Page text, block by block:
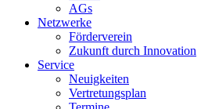
AGs
Netzwerke
Förderverein
Zukunft durch Innovation
Service
Neuigkeiten
Vertretungsplan